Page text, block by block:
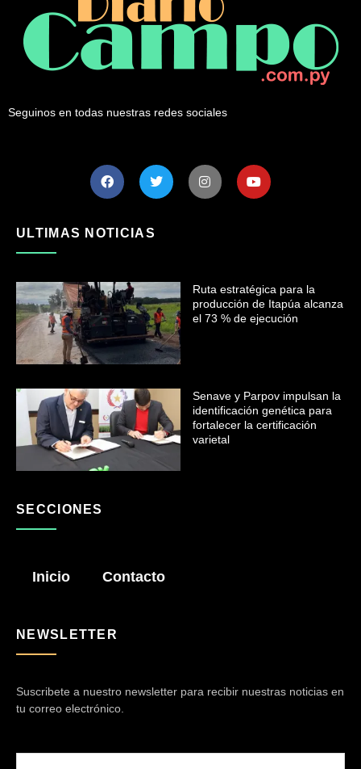
Seguinos en todas nuestras redes sociales
ULTIMAS NOTICIAS
Ruta estratégica para la
producción de Itapúa alcanza
el 73 % de ejecución
Senave y Parpov impulsan la
identificación genética para
fortalecer la certificación
varietal
SECCIONES
Inicio Contacto
NEWSLETTER
Suscribete a nuestro newsletter para recibir nuestras noticias en
tu correo electrónico.